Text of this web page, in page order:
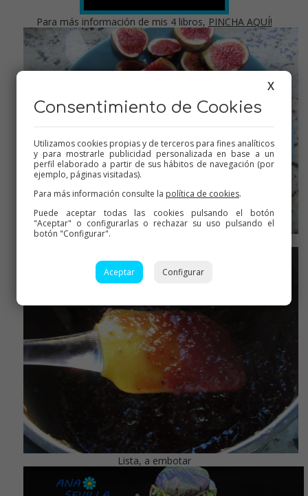
Para más información de mis 4 libros, PINCHA AQUÍ!
Lista, a embotar
X
Consentimiento de Cookies
Utilizamos cookies propias y de terceros para fines analíticos
y para mostrarle publicidad personalizada en base a un
perfil elaborado a partir de sus hábitos de navegación (por
ejemplo, páginas visitadas).
Para más información consulte la política de cookies.
Puede aceptar todas las cookies pulsando el botón
"Aceptar" o configurarlas o rechazar su uso pulsando el
botón "Configurar".
Aceptar Configurar